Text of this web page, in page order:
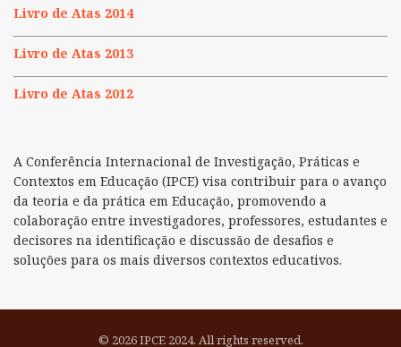
Livro de Atas 2014
Livro de Atas 2013
Livro de Atas 2012
A Conferência Internacional de Investigação, Práticas e
Contextos em Educação (IPCE) visa contribuir para o avanço
da teoria e da prática em Educação, promovendo a
colaboração entre investigadores, professores, estudantes e
decisores na identificação e discussão de desafios e
soluções para os mais diversos contextos educativos.
© 2026 IPCE 2024. All rights reserved.